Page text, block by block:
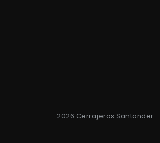
2026 Cerrajeros Santander